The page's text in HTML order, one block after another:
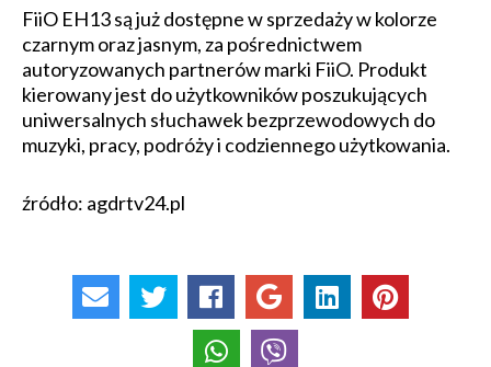
FiiO EH13 są już dostępne w sprzedaży w kolorze
czarnym oraz jasnym, za pośrednictwem
autoryzowanych partnerów marki FiiO. Produkt
kierowany jest do użytkowników poszukujących
uniwersalnych słuchawek bezprzewodowych do
muzyki, pracy, podróży i codziennego użytkowania.
źródło: agdrtv24.pl